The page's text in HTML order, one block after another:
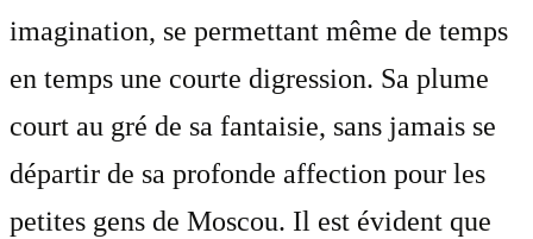
imagination, se permettant même de temps
en temps une courte digression. Sa plume
court au gré de sa fantaisie, sans jamais se
départir de sa profonde affection pour les
petites gens de Moscou. Il est évident que